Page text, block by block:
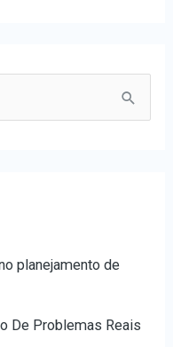
planejamento de
De Problemas Reais